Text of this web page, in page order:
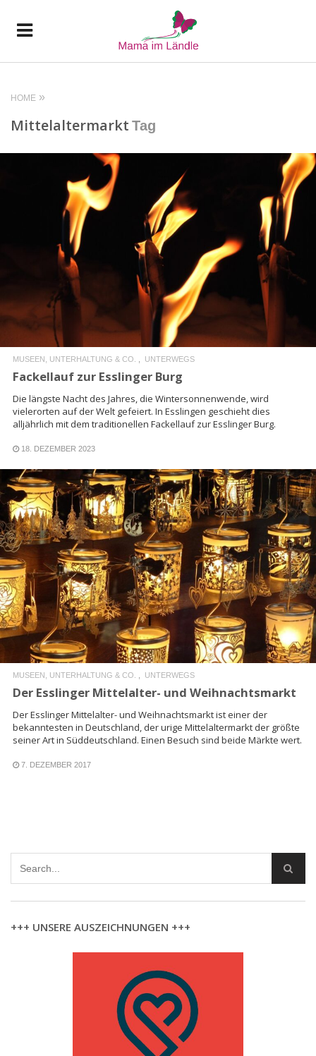
HOME
Mittelaltermarkt Tag
READ MORE
MUSEEN, UNTERHALTUNG & CO. UNTERWEGS
Fackellauf zur Esslinger Burg
Die längste Nacht des Jahres, die Wintersonnenwende, wird
vielerorten auf der Welt gefeiert. In Esslingen geschieht dies
alljährlich mit dem traditionellen Fackellauf zur Esslinger Burg.
18. DEZEMBER 2023
READ MORE
MUSEEN, UNTERHALTUNG & CO. UNTERWEGS
Der Esslinger Mittelalter- und Weihnachtsmarkt
Der Esslinger Mittelalter- und Weihnachtsmarkt ist einer der
bekanntesten in Deutschland, der urige Mittelaltermarkt der größte
seiner Art in Süddeutschland. Einen Besuch sind beide Märkte wert.
7. DEZEMBER 2017
+++ UNSERE AUSZEICHNUNGEN +++